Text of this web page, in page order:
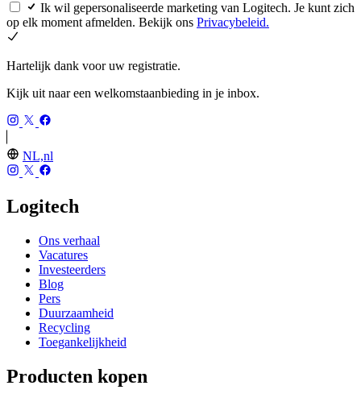
Ik wil gepersonaliseerde marketing van Logitech. Je kunt zich
op elk moment afmelden. Bekijk ons Privacybeleid.
Hartelijk dank voor uw registratie.
Kijk uit naar een welkomstaanbieding in je inbox.
NL,nl
Logitech
Ons verhaal
Vacatures
Investeerders
Blog
Pers
Duurzaamheid
Recycling
Toegankelijkheid
Producten kopen